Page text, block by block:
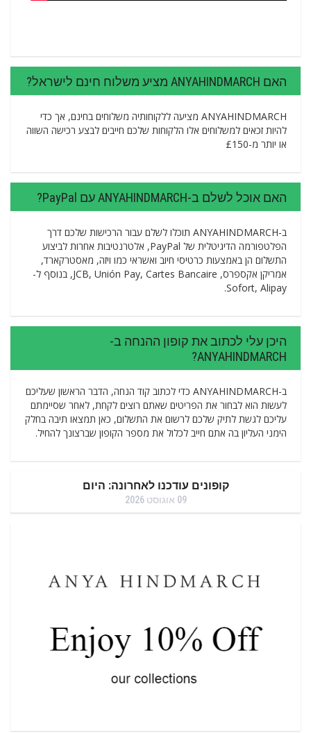
האם ANYAHINDMARCH מציע משלוח חינם לישראל?
ANYAHINDMARCH מציעה ללקוחותיה משלוחים בחינם, אך כדי
להיות זכאים למשלוחים אלו הלקוחות שלכם חייבים לבצע רכישה השווה
או יותר מ-£150
האם אוכל לשלם ב-ANYAHINDMARCH עם PayPal?
ב-ANYAHINDMARCH תוכלו לשלם עבור הרכישות שלכם דרך
הפלטפורמה הדיגיטלית של PayPal, אלטרנטיבות אחרות לביצוע
התשלום הן באמצעות כרטיסי חיוב ואשראי כמו ויזה, מאסטרקארד,
אמריקן אקספרס, JCB, Unión Pay, Cartes Bancaire, בנוסף ל-
Sofort, Alipay.
היכן עלי לכתוב את קופון ההנחה ב-
ANYAHINDMARCH?
ב-ANYAHINDMARCH כדי לכתוב קוד הנחה, הדבר הראשון שעליכם
לעשות הוא לבחור את הפריטים שאתם רוצים לקחת, לאחר שסיימתם
עליכם לגשת לתיק שלכם לרשום את התשלום, כאן תמצאו תיבה בחלק
הימני העליון בה אתם חייב לכלול את מספר הקופון שברצונך להחיל.
קופונים עודכנו לאחרונה: היום
09 אוגוסט 2026